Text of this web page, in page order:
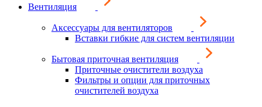
Вентиляция
Аксессуары для вентиляторов
Вставки гибкие для систем вентиляции
Бытовая приточная вентиляция
Приточные очистители воздуха
Фильтры и опции для приточных
очистителей воздуха